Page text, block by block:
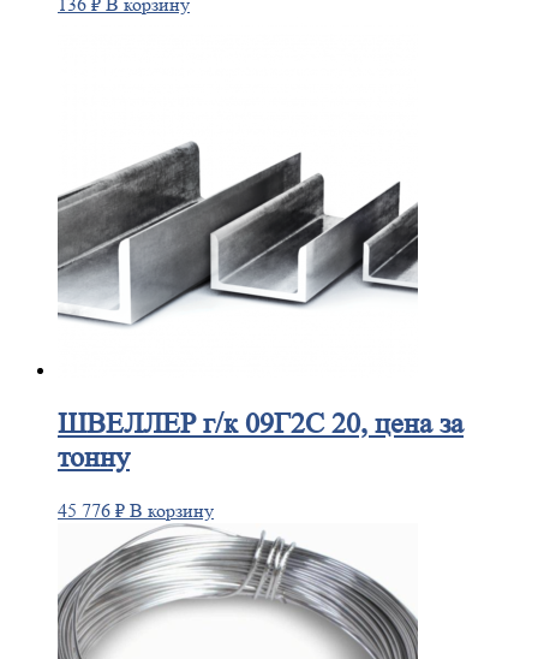
ШВЕЛЛЕРг/к 09Г2С 20, цена за
тонну
45 776 ₽ В корзину